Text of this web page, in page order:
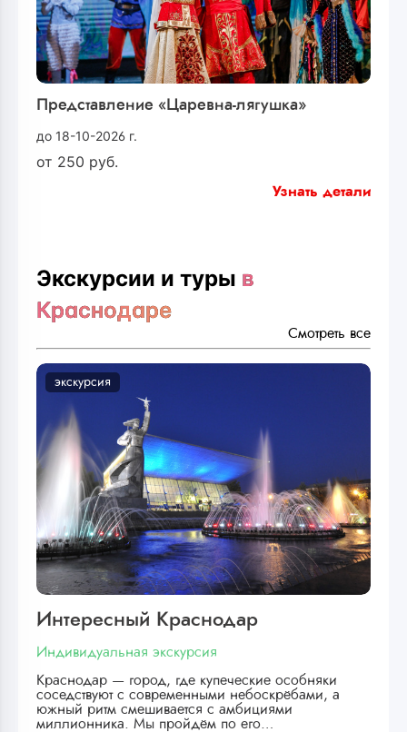
Представление «Царевна-лягушка»
до 18-10-2026 г.
от 250 руб.
Узнать детали
Экскурсии и туры в
Краснодаре
Смотреть все
экскурсия
Интересный Краснодар
Индивидуальная экскурсия
Краснодар — город, где купеческие особняки
соседствуют с современными небоскрёбами, а
южный ритм смешивается с амбициями
миллионника. Мы пройдём по его…